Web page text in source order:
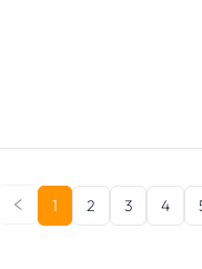
1 2 3 4